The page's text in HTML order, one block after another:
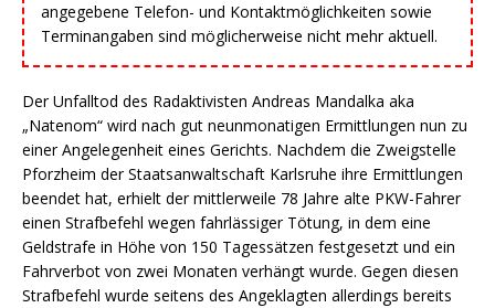
angegebene Telefon- und Kontaktmöglichkeiten sowie
Terminangaben sind möglicherweise nicht mehr aktuell.
Der Unfalltod des Radaktivisten Andreas Mandalka aka
„Natenom“ wird nach gut neunmonatigen Ermittlungen nun zu
einer Angelegenheit eines Gerichts. Nachdem die Zweigstelle
Pforzheim der Staatsanwaltschaft Karlsruhe ihre Ermittlungen
beendet hat, erhielt der mittlerweile 78 Jahre alte PKW-Fahrer
einen Strafbefehl wegen fahrlässiger Tötung, in dem eine
Geldstrafe in Höhe von 150 Tagessätzen festgesetzt und ein
Fahrverbot von zwei Monaten verhängt wurde. Gegen diesen
Strafbefehl wurde seitens des Angeklagten allerdings bereits